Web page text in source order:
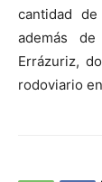
cantidad
además
Errázuriz,
rodoviario